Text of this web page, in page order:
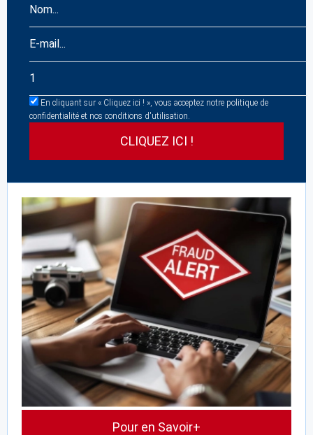
En cliquant sur « Cliquez ici ! », vous acceptez notre politique de
confidentialité et nos conditions d'utilisation.
Pour en Savoir+